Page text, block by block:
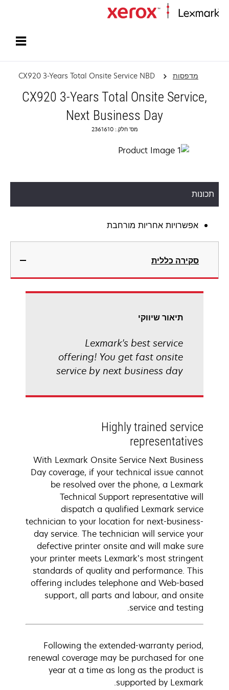
מדפסות CX920 3-Years Total Onsite Service NBD
CX920 3-Years Total Onsite Service,
Next Business Day
מס' חלק.: 2361610
תכונות
אפשרויות אחריות מורחבת
סקירה כללית
תיאור שיווקי
Lexmark's best service
offering! You get fast onsite
service by next business day
Highly trained service
representatives
With Lexmark Onsite Service Next Business
Day coverage, if your technical issue cannot
be resolved over the phone, a Lexmark
Technical Support representative will
dispatch a qualified Lexmark service
technician to your location for next-business-
day service. The technician will service your
defective printer onsite and will make sure
your printer meets Lexmark’s most stringent
standards of quality and performance. This
offering includes telephone and Web-based
support, all parts and labour, and onsite
service and testing.
Following the extended-warranty period,
renewal coverage may be purchased for one
year at a time as long as the product is
supported by Lexmark.